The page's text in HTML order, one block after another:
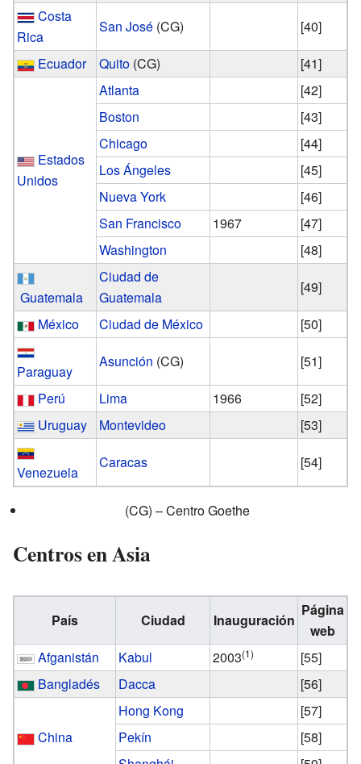
Costa
Rica
San José (CG)
[40]
Ecuador
Quito (CG) [41]
Estados
Unidos
Atlanta
[42]
Boston
[43]
Chicago
[44]
Los Ángeles
[45]
Nueva York
[46]
San Francisco
1967
[47]
Washington
[48]
Guatemala
Ciudad de
Guatemala
[49]
México
Ciudad de México [50]
Paraguay
Asunción (CG)
[51]
Perú
Lima 1966
[52]
Uruguay
Montevideo [53]
Venezuela
Caracas [54]
(CG) –Centro Goethe
Centros en Asia
País Ciudad Inauguración
Página
web
Afganistán
Kabul 2003(1)
[55]
Bangladés
Dacca [56]
China
Hong Kong
[57]
Pekín
[58]